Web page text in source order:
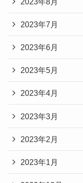
2023年7月
2023年6月
2023年5月
2023年4月
2023年3月
2023年2月
2023年1月